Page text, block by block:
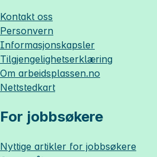
Kontakt oss
Personvern
Informasjonskapsler
Tilgjengelighetserklæring
Om arbeidsplassen.no
Nettstedkart
For jobbsøkere
Nyttige artikler for jobbsøkere